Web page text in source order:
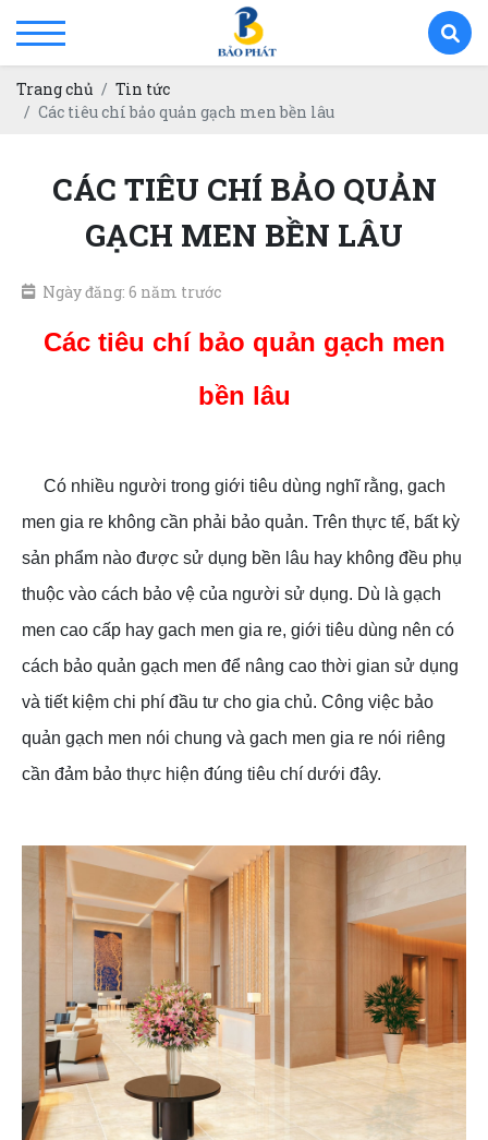
Trang chủ
Tin tức
Các tiêu chí bảo quản gạch men bền lâu
CÁC TIÊU CHÍ BẢO QUẢN
GẠCH MEN BỀN LÂU
Ngày đăng: 6 năm trước
Các tiêu chí bảo quản gạch men
bền lâu
Có nhiều người trong giới tiêu dùng nghĩ rằng, gach
men gia re không cần phải bảo quản. Trên thực tế, bất kỳ
sản phẩm nào được sử dụng bền lâu hay không đều phụ
thuộc vào cách bảo vệ của người sử dụng. Dù là gạch
men cao cấp hay gach men gia re, giới tiêu dùng nên có
cách bảo quản gạch men để nâng cao thời gian sử dụng
và tiết kiệm chi phí đầu tư cho gia chủ. Công việc bảo
quản gạch men nói chung và gach men gia re nói riêng
cần đảm bảo thực hiện đúng tiêu chí dưới đây.